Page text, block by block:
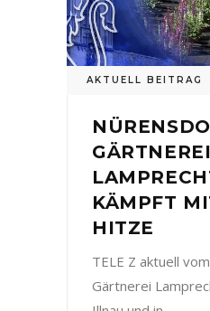
AKTUELL BEITRAG
GÄRTNEREI
KÄMPFT
HITZE
TELE Z aktuell
Gärtnerei